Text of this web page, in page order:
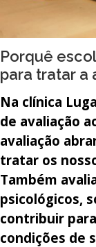
Porquê
para tratar a
Na clínica
de avaliação
avaliação
tratar os
Também
psicológicos,
contribuir
condições de